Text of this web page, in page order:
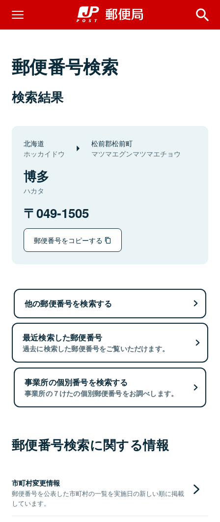
郵便番号検索
検索結果
北海道
ホッカイドウ
松前郡松前町
マツマエグンマツマエチョウ
博多
ハカタ
049-1505
郵便番号をコピーする
他の郵便番号を検索する
最近検索した郵便番号
過去に検索した郵便番号をご覧いただけます。
事業所の個別番号を検索する
事業所の７けたの個別郵便番号をお調べします。
郵便番号検索に関する情報
市町村変更情報
郵便番号を公表した市町村の一覧を実施日の新しい順に掲載
しています。